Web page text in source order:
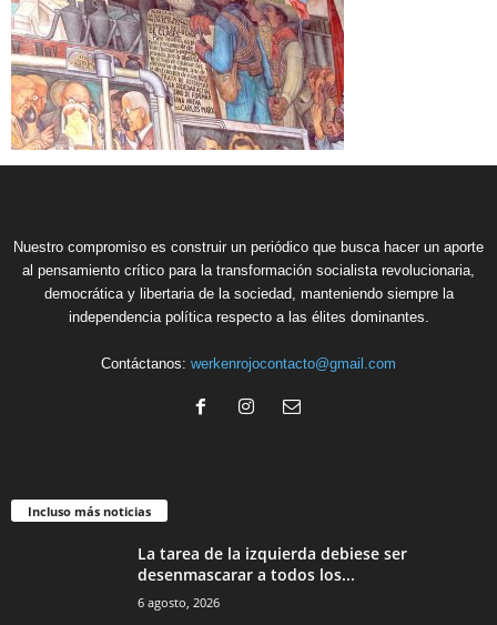
Nuestro compromiso es construir un periódico que busca hacer un aporte
al pensamiento crítico para la transformación socialista revolucionaria,
democrática y libertaria de la sociedad, manteniendo siempre la
independencia política respecto a las élites dominantes.
Contáctanos: werkenrojocontacto@gmail.com
Incluso más noticias
La tarea de la izquierda debiese ser
desenmascarar a todos los...
6 agosto, 2026